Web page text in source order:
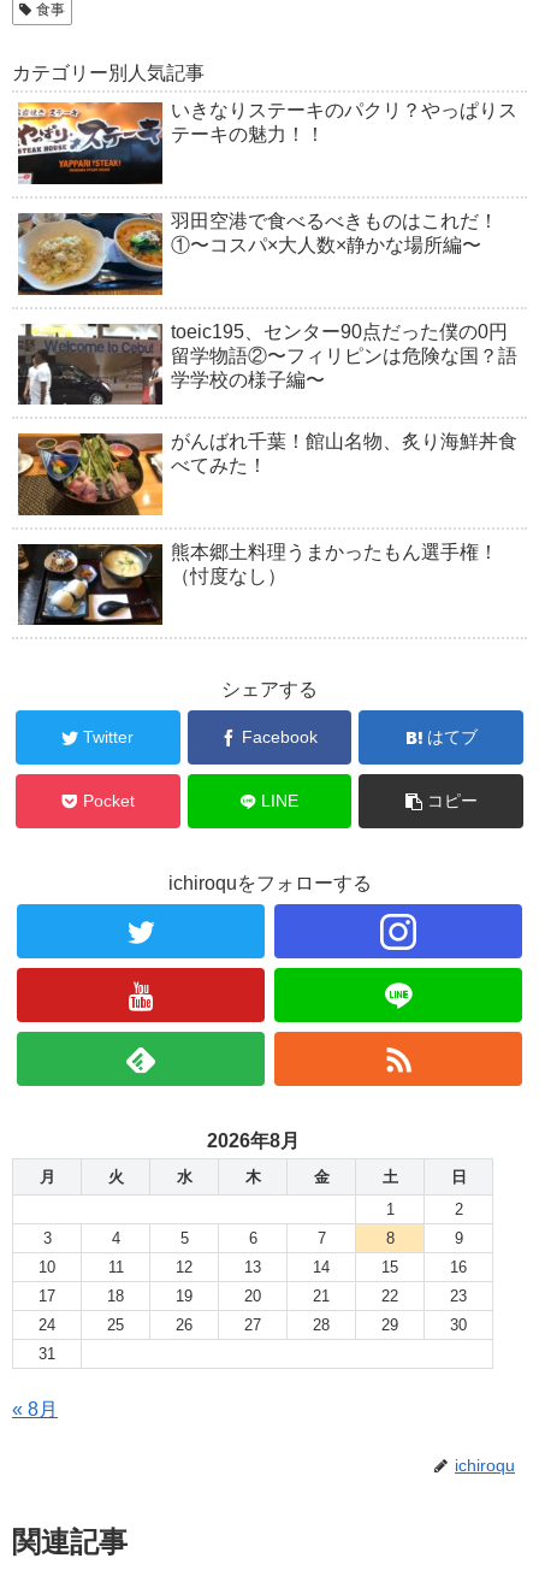
食事
カテゴリー別人気記事
いきなりステーキのパクリ？やっぱりス
テーキの魅力！！
羽田空港で食べるべきものはこれだ！
①〜コスパ×大人数×静かな場所編〜
toeic195、センター90点だった僕の0円
留学物語②〜フィリピンは危険な国？語
学学校の様子編〜
がんばれ千葉！館山名物、炙り海鮮丼食
べてみた！
熊本郷土料理うまかったもん選手権！
（忖度なし）
シェアする
Twitter Facebook はてブ
Pocket LINE コピー
ichiroquをフォローする
2026年8月
月 火 水 木 金 土
日
1
2
3
4 5 6 7 8
9
10
11 12 13 14 15
16
17
18 19 20 21 22
23
24
25 26 27 28 29
30
31
« 8月
ichiroqu
関連記事